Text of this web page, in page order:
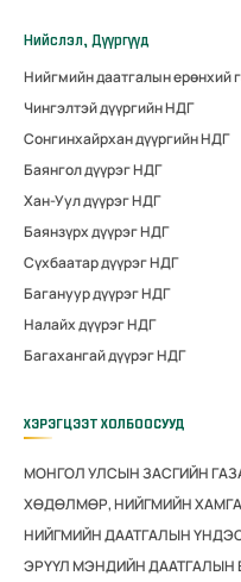
Нийслэл, Дүүргүүд
Нийгмийн даатгалын ерөнхий
Чингэлтэй дүүргийн НДГ
Сонгинхайрхан дүүргийн НДГ
Баянгол дүүрэг НДГ
Хан-Уул дүүрэг НДГ
Баянзүрх дүүрэг НДГ
Сүхбаатар дүүрэг НДГ
Багануур дүүрэг НДГ
Налайх дүүрэг НДГ
Багахангай дүүрэг НДГ
ХЭРЭГЦЭЭТ ХОЛБООСУУД
МОНГОЛ УЛСЫН ЗАСГИЙН
ХӨДӨЛМӨР, НИЙГМИЙН
НИЙГМИЙН ДААТГАЛЫН
ЭРҮҮЛ МЭНДИЙН ДААТГАЛЫН